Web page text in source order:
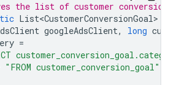
the list of customer
List<CustomerConversionGoal>
googleAdsClient, long
=
"FROM customer_conversion_goal"